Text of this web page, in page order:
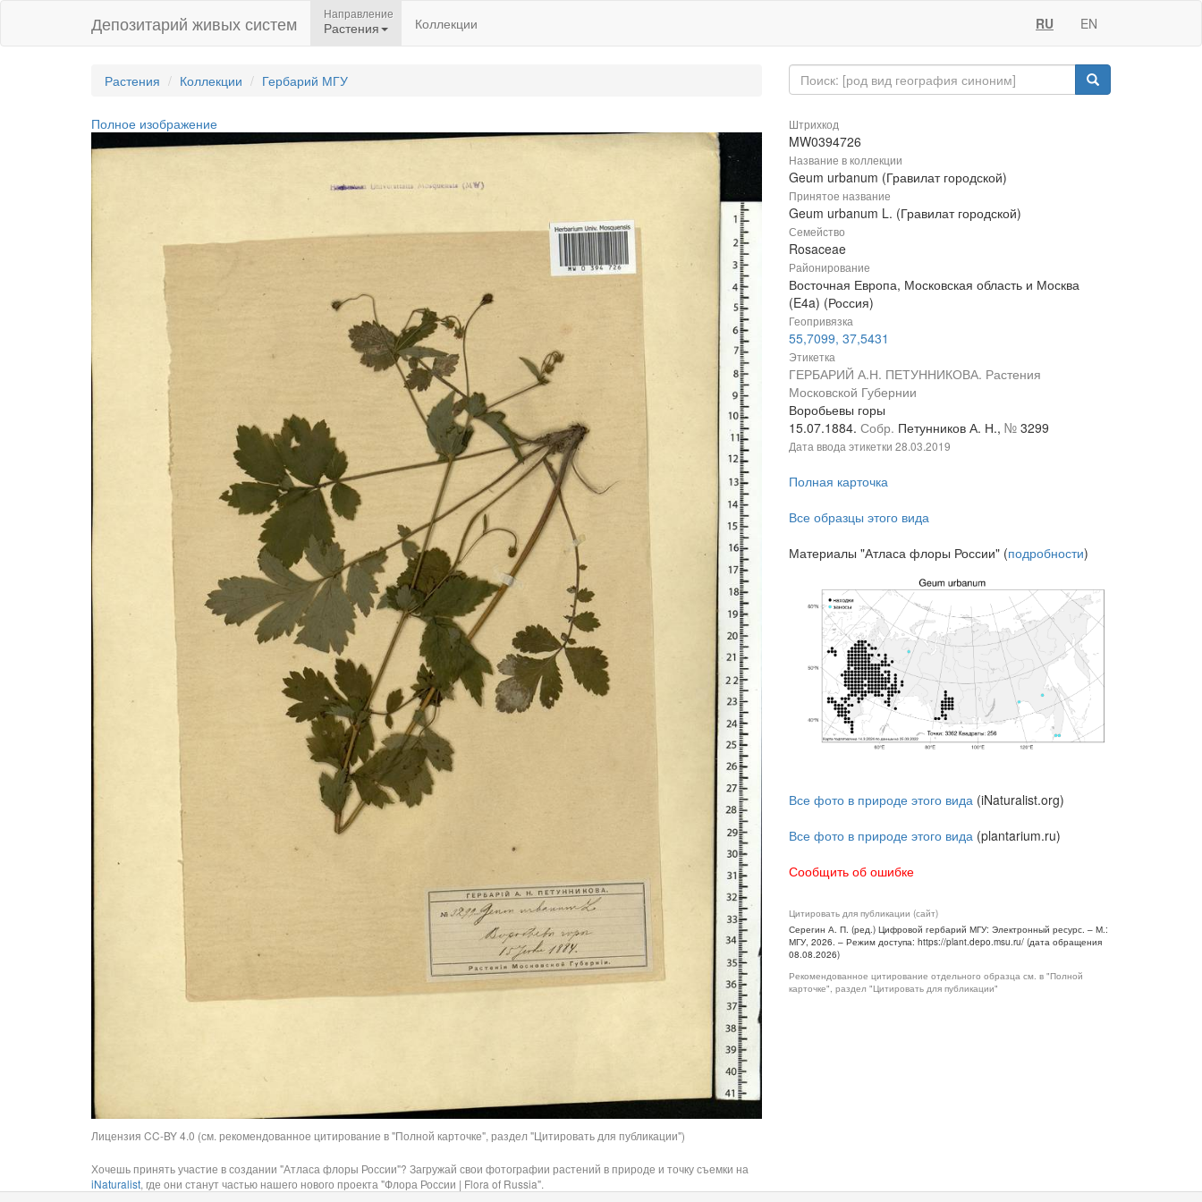
Депозитарий живых систем Направление
Растения Коллекции RU EN
Растения Коллекции Гербарий МГУ
Полное изображение
Лицензия CC-BY 4.0 (см. рекомендованное цитирование в "Полной карточке", раздел "Цитировать для публикации")
Хочешь принять участие в создании "Атласа флоры России"? Загружай свои фотографии растений в природе и точку съемки на
iNaturalist, где они станут частью нашего нового проекта "Флора России | Flora of Russia".
Штрихкод
MW0394726
Название в коллекции
Geum urbanum (Гравилат городской)
Принятое название
Geum urbanum L. (Гравилат городской)
Семейство
Rosaceae
Районирование
Восточная Европа, Московская область и Москва
(E4a) (Россия)
Геопривязка
55,7099, 37,5431
Этикетка
ГЕРБАРИЙ А.Н. ПЕТУННИКОВА. Растения
Московской Губернии
Воробьевы горы
15.07.1884. Собр. Петунников А. Н., № 3299
Дата ввода этикетки 28.03.2019
Полная карточка
Все образцы этого вида
Материалы "Атласа флоры России" (подробности)
Все фото в природе этого вида (iNaturalist.org)
Все фото в природе этого вида (plantarium.ru)
Сообщить об ошибке
Цитировать для публикации (сайт)
Серегин А. П. (ред.) Цифровой гербарий МГУ: Электронный ресурс. – М.:
МГУ, 2026. – Режим доступа: https://plant.depo.msu.ru/ (дата обращения
08.08.2026)
Рекомендованное цитирование отдельного образца см. в "Полной
карточке", раздел "Цитировать для публикации"